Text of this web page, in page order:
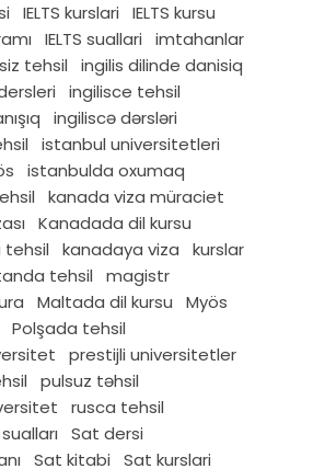
IELTS kurslari
IELTS kursu
IELTS suallari
imtahanlar
tehsil
ingilis dilinde danisiq
ingilisce tehsil
ingiliscə dərsləri
istanbul universitetleri
istanbulda oxumaq
kanada viza müraciet
Kanadada dil kursu
tehsil
kanadaya viza
kurslar
tehsil
magistr
Maltada dil kursu
Myös
Polşada tehsil
prestijli universitetler
pulsuz təhsil
rusca tehsil
Sat dersi
Sat kitabi
Sat kurslari